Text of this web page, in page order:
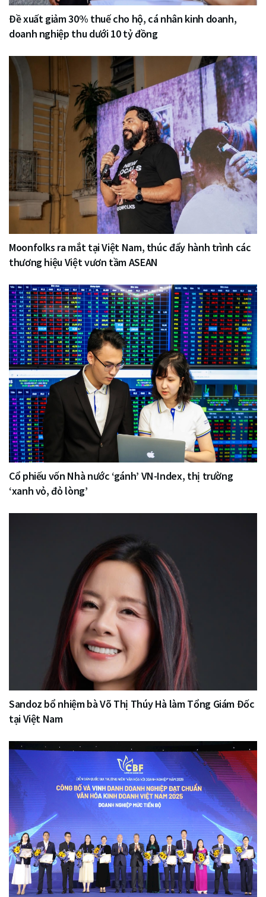
Đề xuất giảm 30% thuế cho hộ, cá nhân kinh doanh,
doanh nghiệp thu dưới 10 tỷ đồng
Moonfolks ra mắt tại Việt Nam, thúc đẩy hành trình các
thương hiệu Việt vươn tầm ASEAN
Cổ phiếu vốn Nhà nước ‘gánh’ VN-Index, thị trường
‘xanh vỏ, đỏ lòng’
Sandoz bổ nhiệm bà Võ Thị Thúy Hà làm Tổng Giám Đốc
tại Việt Nam